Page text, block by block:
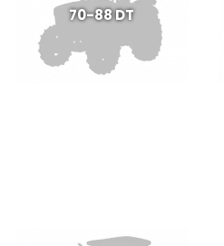
70-88 DT